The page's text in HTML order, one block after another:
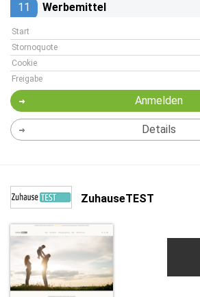
11 Werbemittel
Start
Stornoquote
Cookie
Freigabe
Anmelden
Details
ZuhauseTEST